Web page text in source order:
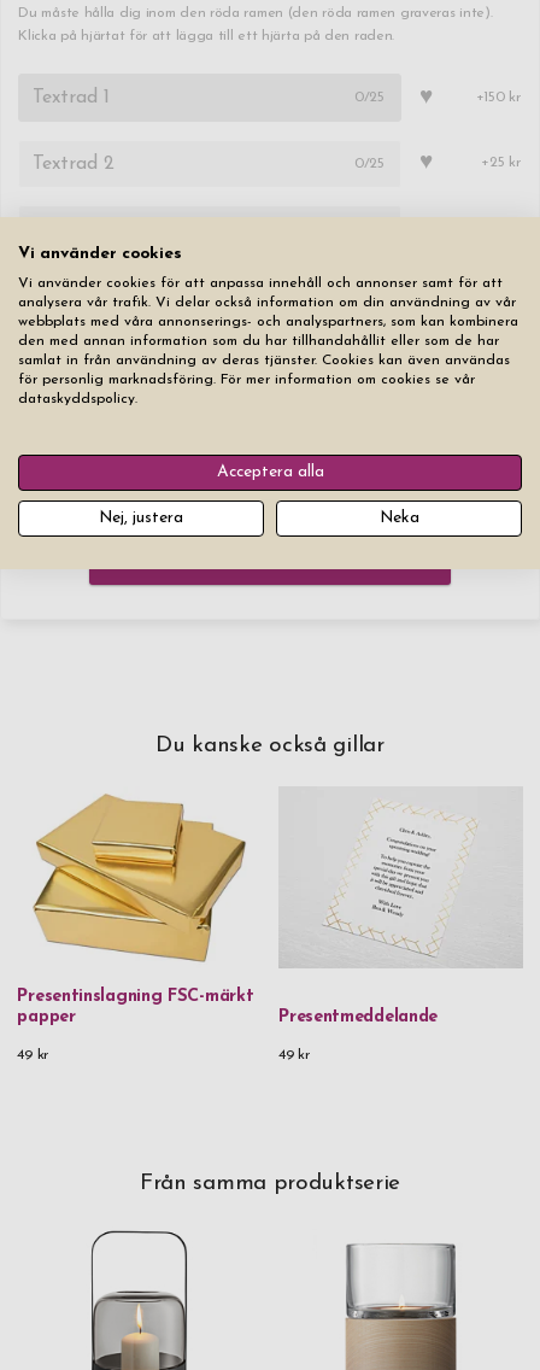
Du måste hålla dig inom den röda ramen (den röda ramen graveras inte).
Klicka på hjärtat för att lägga till ett hjärta på den raden.
0/25 ♥ +150 kr
0/25 ♥ +25 kr
Typsnitt Textstorlek
999,00 kr
Du kanske också gillar
Presentinslagning FSC-märkt
papper
49 kr
Presentmeddelande
49 kr
Från samma produktserie
Vi använder cookies
Vi använder cookies för att anpassa innehåll och annonser samt för att
analysera vår trafik. Vi delar också information om din användning av vår
webbplats med våra annonserings- och analyspartners, som kan kombinera
den med annan information som du har tillhandahållit eller som de har
samlat in från användning av deras tjänster. Cookies kan även användas
för personlig marknadsföring. För mer information om cookies se vår
dataskyddspolicy.
Acceptera alla
Nej, justera Neka